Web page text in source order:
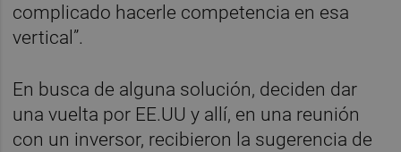
complicado hacerle competencia en esa
vertical”.
En busca de alguna solución, deciden dar
una vuelta por EE.UU y allí, en una reunión
con un inversor, recibieron la sugerencia de